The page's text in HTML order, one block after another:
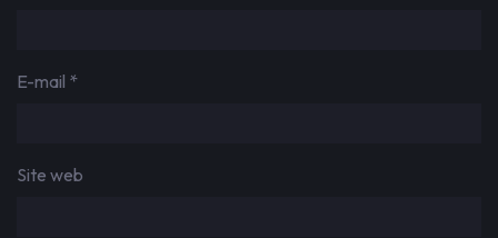
E-mail *
Site web